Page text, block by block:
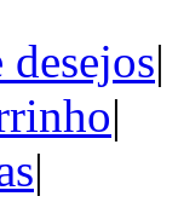
|
|
|